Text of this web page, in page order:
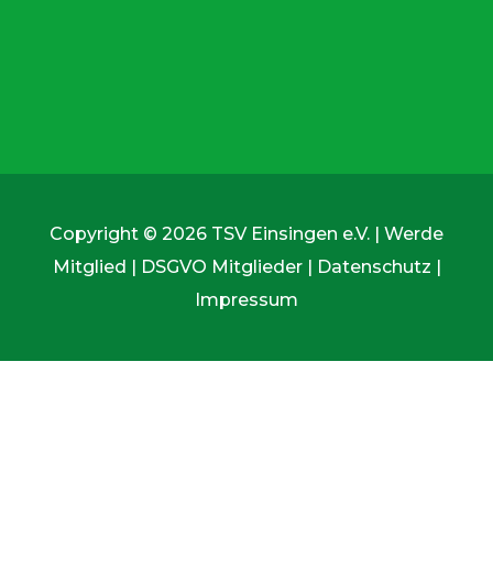
Copyright © 2026 TSV Einsingen e.V. | Werde
Mitglied
DSGVO Mitglieder| Datenschutz
Impressum